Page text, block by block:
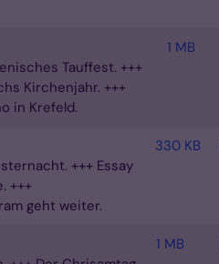
Tauffest. +++
Kirchenjahr. +++
in Krefeld.
1 MB
+++ Essay
+++
geht weiter.
330 KB
1 MB